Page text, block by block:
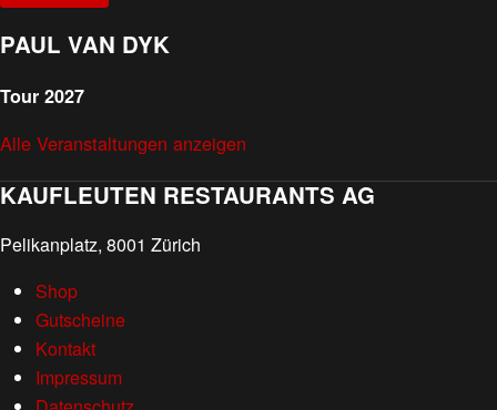
PAUL VAN DYK
Tour 2027
Alle Veranstaltungen anzeigen
KAUFLEUTEN RESTAURANTS AG
Pelikanplatz, 8001 Zürich
Shop
Gutscheine
Kontakt
Impressum